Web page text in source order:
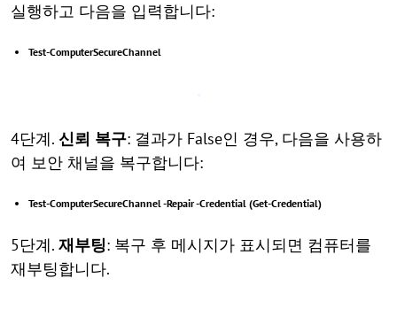
실행하고 다음을 입력합니다:
Test-ComputerSecureChannel
4단계. 신뢰 복구: 결과가 False인 경우, 다음을 사용하
여 보안 채널을 복구합니다:
Test-ComputerSecureChannel -Repair -Credential (Get-Credential)
5단계. 재부팅: 복구 후 메시지가 표시되면 컴퓨터를
재부팅합니다.